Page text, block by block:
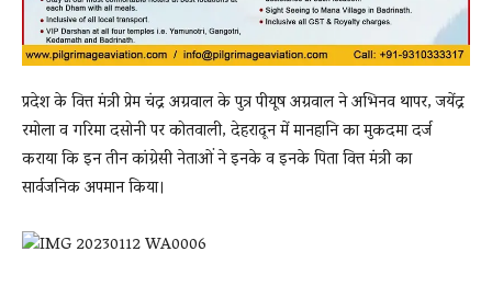
प्रदेश के वित्त मंत्री प्रेम चंद्र अग्रवाल के पुत्र पीयूष अग्रवाल ने अभिनव थापर, जयेंद्र
रमोला व गरिमा दसोनी पर कोतवाली, देहरादून में मानहानि का मुकदमा दर्ज
कराया कि इन तीन कांग्रेसी नेताओं ने इनके व इनके पिता वित्त मंत्री का
सार्वजनिक अपमान किया।